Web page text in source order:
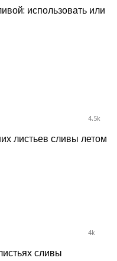
использовать или
4.5k
листьев сливы летом
4k
сливы